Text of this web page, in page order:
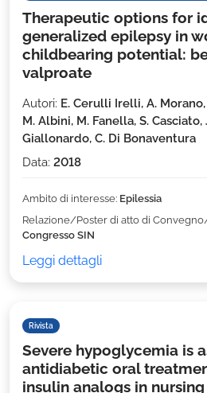
Therapeutic options for
generalized epilepsy in
childbearing potential:
valproate
Autori: E. Cerulli Irelli, A.
M. Albini, M. Fanella, S. Casciato,
Giallonardo, C. Di Bonaventura
Data: 2018
Ambito di interesse: Epilessia
Relazione/Poster di atto di
Congresso SIN
Leggi dettagli
Rivista
Severe hypoglycemia is
antidiabetic oral
insulin analogs in